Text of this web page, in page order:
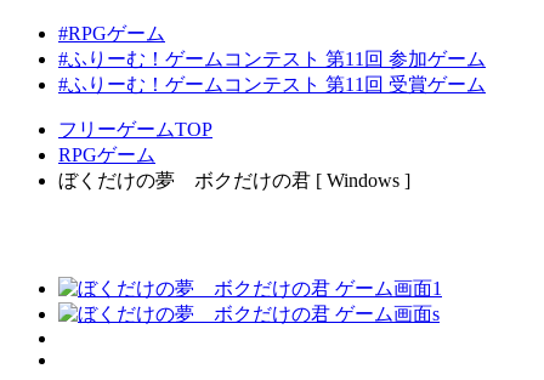
#RPGゲーム
#ふりーむ！ゲームコンテスト 第11回 参加ゲーム
#ふりーむ！ゲームコンテスト 第11回 受賞ゲーム
フリーゲームTOP
RPGゲーム
ぼくだけの夢 ボクだけの君 [ Windows ]